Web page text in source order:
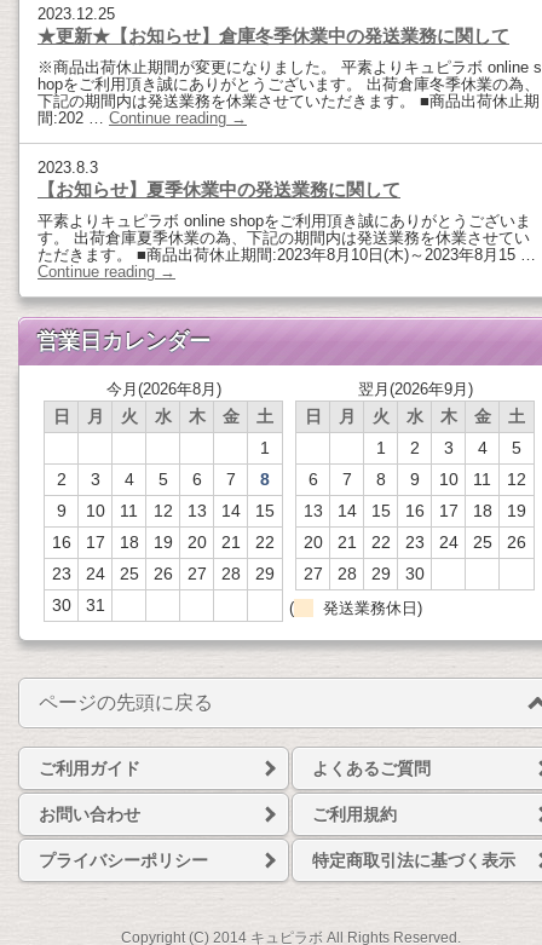
2023.12.25
★更新★【お知らせ】倉庫冬季休業中の発送業務に関して
※商品出荷休止期間が変更になりました。 平素よりキュピラボ online s
hopをご利用頂き誠にありがとうございます。 出荷倉庫冬季休業の為、
下記の期間内は発送業務を休業させていただきます。 ■商品出荷休止期
間:202 … Continue reading →
2023.8.3
【お知らせ】夏季休業中の発送業務に関して
平素よりキュピラボ online shopをご利用頂き誠にありがとうございま
す。 出荷倉庫夏季休業の為、下記の期間内は発送業務を休業させてい
ただきます。 ■商品出荷休止期間:2023年8月10日(木)～2023年8月15 …
Continue reading →
営業日カレンダー
今月(2026年8月)
日 月 火 水 木 金
土
1
2
3 4 5 6 7
8
9
10 11 12 13 14
15
16
17 18 19 20 21
22
23
24 25 26 27 28
29
30
31
翌月(2026年9月)
日 月 火 水 木 金
土
1
2 3 4
5
6
7 8 9 10 11
12
13
14 15 16 17 18
19
20
21 22 23 24 25
26
27
28 29 30
( 発送業務休日)
ページの先頭に戻る
ご利用ガイド よくあるご質問
お問い合わせ ご利用規約
プライバシーポリシー 特定商取引法に基づく表示
Copyright (C) 2014 キュピラボ All Rights Reserved.